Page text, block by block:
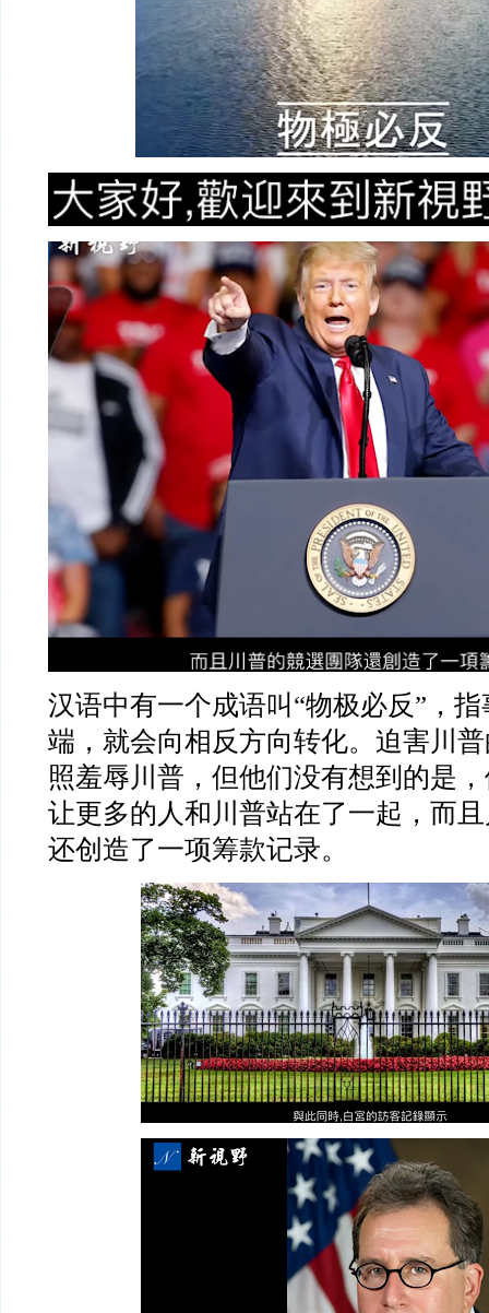
汉语中有一个成语叫 “物极必反” ，
端，就会向相反方向转化。迫害川
照羞辱川普，但他们没有想到的是
让更多的人和川普站在了一起，而
还创造了一项筹款记录。